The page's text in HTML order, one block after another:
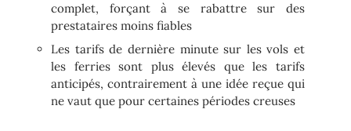
complet, forçant à se rabattre sur des
prestataires moins fiables
Les tarifs de dernière minute sur les vols et
les ferries sont plus élevés que les tarifs
anticipés, contrairement à une idée reçue qui
ne vaut que pour certaines périodes creuses